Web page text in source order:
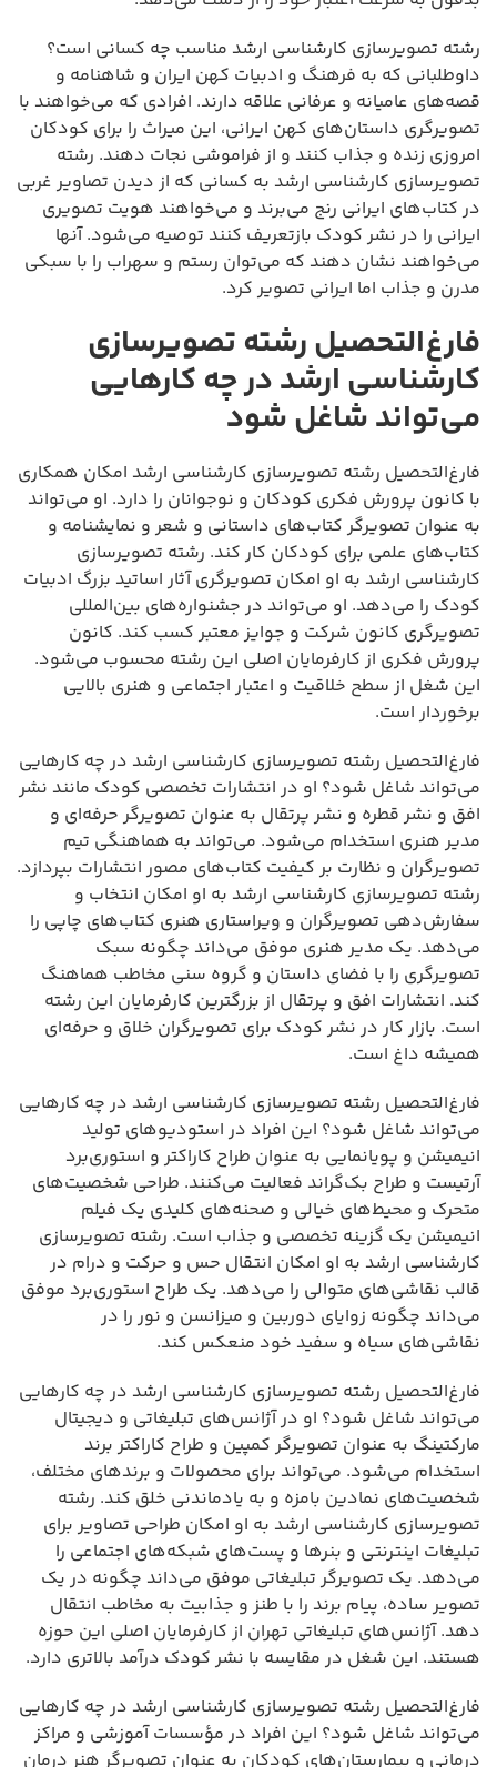
رشته تصویرسازی کارشناسی ارشد مناسب چه کسانی است؟
داوطلبانی که به فرهنگ و ادبیات کهن ایران و شاهنامه و
قصه‌های عامیانه و عرفانی علاقه دارند. افرادی که می‌خواهند با
تصویرگری داستان‌های کهن ایرانی، این میراث را برای کودکان
امروزی زنده و جذاب کنند و از فراموشی نجات دهند. رشته
تصویرسازی کارشناسی ارشد به کسانی که از دیدن تصاویر غربی
در کتاب‌های ایرانی رنج می‌برند و می‌خواهند هویت تصویری
ایرانی را در نشر کودک بازتعریف کنند توصیه می‌شود. آنها
می‌خواهند نشان دهند که می‌توان رستم و سهراب را با سبکی
مدرن و جذاب اما ایرانی تصویر کرد.
فارغ‌التحصیل رشته تصویرسازی
کارشناسی ارشد در چه کارهایی
می‌تواند شاغل شود
فارغ‌التحصیل رشته تصویرسازی کارشناسی ارشد امکان همکاری
با کانون پرورش فکری کودکان و نوجوانان را دارد. او می‌تواند
به عنوان تصویرگر کتاب‌های داستانی و شعر و نمایشنامه و
کتاب‌های علمی برای کودکان کار کند. رشته تصویرسازی
کارشناسی ارشد به او امکان تصویرگری آثار اساتید بزرگ ادبیات
کودک را می‌دهد. او می‌تواند در جشنواره‌های بین‌المللی
تصویرگری کانون شرکت و جوایز معتبر کسب کند. کانون
پرورش فکری از کارفرمایان اصلی این رشته محسوب می‌شود.
این شغل از سطح خلاقیت و اعتبار اجتماعی و هنری بالایی
برخوردار است.
فارغ‌التحصیل رشته تصویرسازی کارشناسی ارشد در چه کارهایی
می‌تواند شاغل شود؟ او در انتشارات تخصصی کودک مانند نشر
افق و نشر قطره و نشر پرتقال به عنوان تصویرگر حرفه‌ای و
مدیر هنری استخدام می‌شود. می‌تواند به هماهنگی تیم
تصویرگران و نظارت بر کیفیت کتاب‌های مصور انتشارات بپردازد.
رشته تصویرسازی کارشناسی ارشد به او امکان انتخاب و
سفارش‌دهی تصویرگران و ویراستاری هنری کتاب‌های چاپی را
می‌دهد. یک مدیر هنری موفق می‌داند چگونه سبک
تصویرگری را با فضای داستان و گروه سنی مخاطب هماهنگ
کند. انتشارات افق و پرتقال از بزرگترین کارفرمایان این رشته
است. بازار کار در نشر کودک برای تصویرگران خلاق و حرفه‌ای
همیشه داغ است.
فارغ‌التحصیل رشته تصویرسازی کارشناسی ارشد در چه کارهایی
می‌تواند شاغل شود؟ این افراد در استودیوهای تولید
انیمیشن و پویانمایی به عنوان طراح کاراکتر و استوری‌برد
آرتیست و طراح بک‌گراند فعالیت می‌کنند. طراحی شخصیت‌های
متحرک و محیط‌های خیالی و صحنه‌های کلیدی یک فیلم
انیمیشن یک گزینه تخصصی و جذاب است. رشته تصویرسازی
کارشناسی ارشد به او امکان انتقال حس و حرکت و درام در
قالب نقاشی‌های متوالی را می‌دهد. یک طراح استوری‌برد موفق
می‌داند چگونه زوایای دوربین و میزانسن و نور را در
نقاشی‌های سیاه و سفید خود منعکس کند.
فارغ‌التحصیل رشته تصویرسازی کارشناسی ارشد در چه کارهایی
می‌تواند شاغل شود؟ او در آژانس‌های تبلیغاتی و دیجیتال
مارکتینگ به عنوان تصویرگر کمپین و طراح کاراکتر برند
استخدام می‌شود. می‌تواند برای محصولات و برندهای مختلف،
شخصیت‌های نمادین بامزه و به یادماندنی خلق کند. رشته
تصویرسازی کارشناسی ارشد به او امکان طراحی تصاویر برای
تبلیغات اینترنتی و بنرها و پست‌های شبکه‌های اجتماعی را
می‌دهد. یک تصویرگر تبلیغاتی موفق می‌داند چگونه در یک
تصویر ساده، پیام برند را با طنز و جذابیت به مخاطب انتقال
دهد. آژانس‌های تبلیغاتی تهران از کارفرمایان اصلی این حوزه
هستند. این شغل در مقایسه با نشر کودک درآمد بالاتری دارد.
فارغ‌التحصیل رشته تصویرسازی کارشناسی ارشد در چه کارهایی
می‌تواند شاغل شود؟ این افراد در مؤسسات آموزشی و مراکز
درمانی و بیمارستان‌های کودکان به عنوان تصویرگر هنر درمان